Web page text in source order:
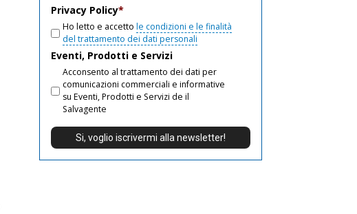
Privacy Policy*
Ho letto e accetto le condizioni e le finalità
del trattamento dei dati personali
Eventi, Prodotti e Servizi
Acconsento al trattamento dei dati per
comunicazioni commerciali e informative
su Eventi, Prodotti e Servizi de il
Salvagente